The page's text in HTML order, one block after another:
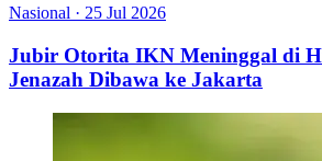
Nasional · 25 Jul 2026
Jubir Otorita IKN Meninggal di
Jenazah Dibawa ke Jakarta